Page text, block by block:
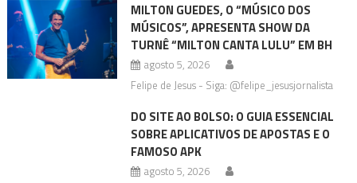
MILTON GUEDES, O “MÚSICO DOS
MÚSICOS”, APRESENTA SHOW DA
TURNÊ “MILTON CANTA LULU” EM BH
agosto 5, 2026
Felipe de Jesus - Siga: @felipe_jesusjornalista
DO SITE AO BOLSO: O GUIA ESSENCIAL
SOBRE APLICATIVOS DE APOSTAS E O
FAMOSO APK
agosto 5, 2026